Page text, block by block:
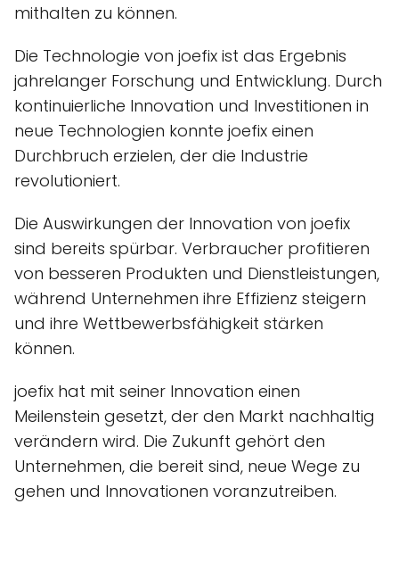
mithalten zu können.
Die Technologie von joefix ist das Ergebnis
jahrelanger Forschung und Entwicklung. Durch
kontinuierliche Innovation und Investitionen in
neue Technologien konnte joefix einen
Durchbruch erzielen, der die Industrie
revolutioniert.
Die Auswirkungen der Innovation von joefix
sind bereits spürbar. Verbraucher profitieren
von besseren Produkten und Dienstleistungen,
während Unternehmen ihre Effizienz steigern
und ihre Wettbewerbsfähigkeit stärken
können.
joefix hat mit seiner Innovation einen
Meilenstein gesetzt, der den Markt nachhaltig
verändern wird. Die Zukunft gehört den
Unternehmen, die bereit sind, neue Wege zu
gehen und Innovationen voranzutreiben.